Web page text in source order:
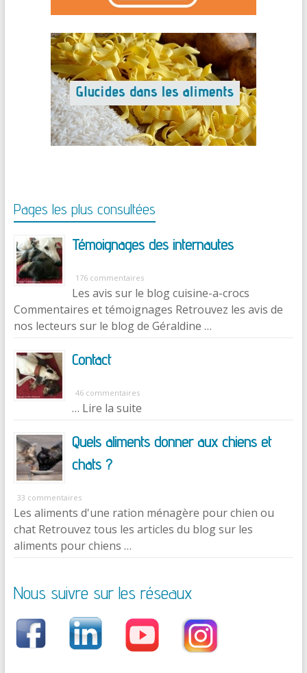
Pages les plus consultées
Témoignages des internautes
176 commentaires
Les avis sur le blog cuisine-a-crocs
Commentaires et témoignages Retrouvez les avis de
nos lecteurs sur le blog de Géraldine …
Contact
46 commentaires
… Lire la suite
Quels aliments donner aux chiens et
chats ?
33 commentaires
Les aliments d'une ration ménagère pour chien ou
chat Retrouvez tous les articles du blog sur les
aliments pour chiens …
Nous suivre sur les réseaux